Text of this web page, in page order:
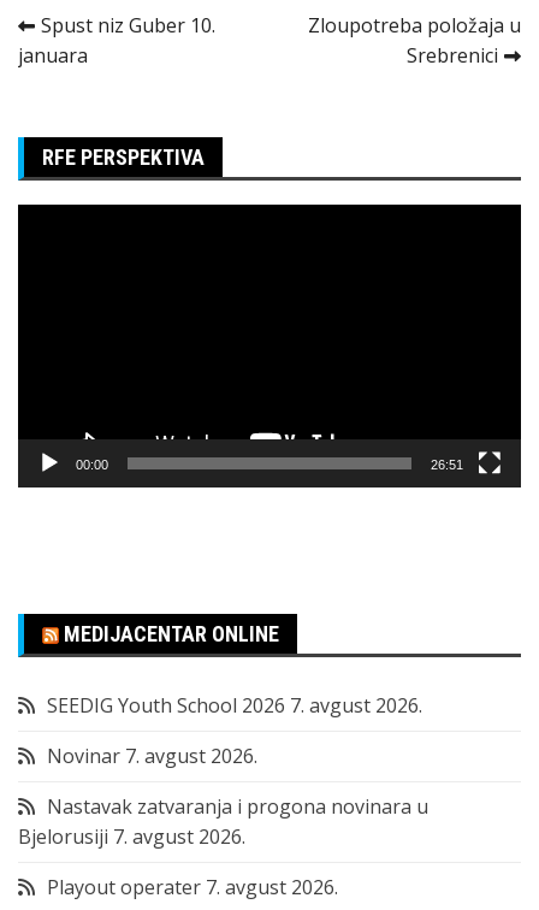
Kretanje
članka
Spust niz Guber 10.
januara
Zloupotreba položaja u
Srebrenici
RFE PERSPEKTIVA
00:00 26:51
MEDIJACENTAR ONLINE
SEEDIG Youth School 2026 7. avgust 2026.
Novinar 7. avgust 2026.
Nastavak zatvaranja i progona novinara u
Bjelorusiji 7. avgust 2026.
Playout operater 7. avgust 2026.